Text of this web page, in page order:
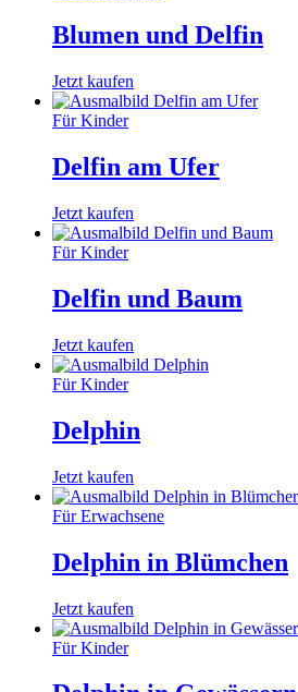
Blumen und Delfin
Jetzt kaufen
Für Kinder
Delfin am Ufer
Jetzt kaufen
Für Kinder
Delfin und Baum
Jetzt kaufen
Für Kinder
Delphin
Jetzt kaufen
Für Erwachsene
Delphin in Blümchen
Jetzt kaufen
Für Kinder